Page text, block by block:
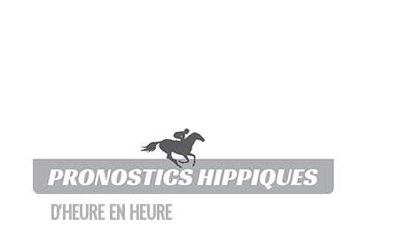
D'HEURE EN HEURE